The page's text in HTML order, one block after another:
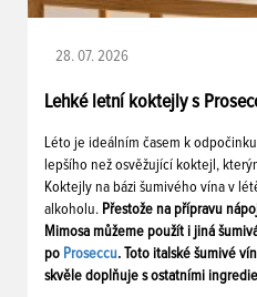
28. 07. 2026
Lehké letní koktejly s
Léto je ideálním časem k
lepšího než osvěžující koktejl,
Koktejly na bázi šumivého vína v
alkoholu. Přestože na přípravu
Mimosa můžeme použít i jiná
po Proseccu. Toto italské šumivé
skvěle doplňuje s ostatními